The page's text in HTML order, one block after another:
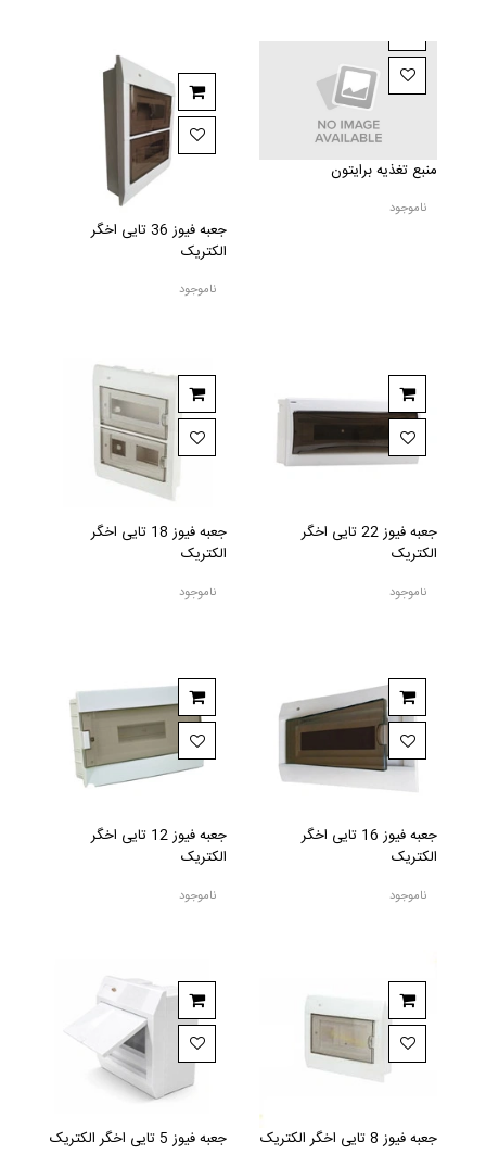
منبع تغذیه برایتون
ناموجود
جعبه فیوز 36 تایی اخگر
الکتریک
ناموجود
جعبه فیوز 22 تایی اخگر
الکتریک
ناموجود
جعبه فیوز 18 تایی اخگر
الکتریک
ناموجود
جعبه فیوز 16 تایی اخگر
الکتریک
ناموجود
جعبه فیوز 12 تایی اخگر
الکتریک
ناموجود
جعبه فیوز 8 تایی اخگر الکتریک جعبه فیوز 5 تایی اخگر الکتریک